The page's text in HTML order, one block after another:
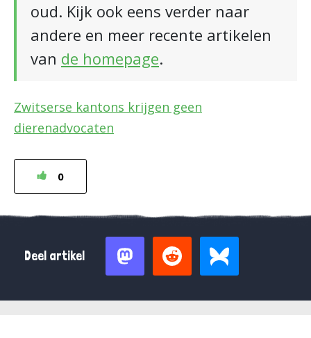
oud. Kijk ook eens verder naar
andere en meer recente artikelen
van de homepage.
Zwitserse kantons krijgen geen
dierenadvocaten
0
Deel artikel